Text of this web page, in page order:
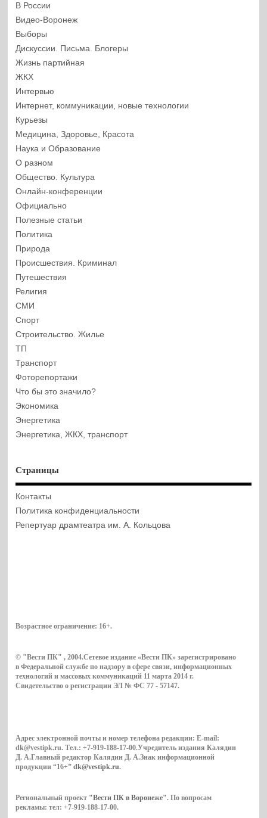
В России
Видео-Воронеж
Выборы
Дискуссии. Письма. Блогеры
Жизнь партийная
ЖКХ
Интервью
Интернет, коммуникации, новые технологии
Курьезы
Медицина, Здоровье, Красота
Наука и Образование
О разном
Общество. Культура
Онлайн-конференции
Официально
Полезные статьи
Политика
Природа
Происшествия. Криминал
Путешествия
Религия
СМИ
Спорт
Строительство. Жилье
ТП
Транспорт
Фоторепортажи
Что бы это значило?
Экономика
Энергетика
Энергетика, ЖКХ, транспорт
Страницы
Контакты
Политика конфиденциальности
Репертуар драмтеатра им. А. Кольцова
Возрастное ограничение: 16+.
© "Вести ПК" , 2004.Сетевое издание «Вести ПК» зарегистрировано
в Федеральной службе по надзору в сфере связи, информационных
технологий и массовых коммуникаций 11 марта 2014 г.
Свидетельство о регистрации ЭЛ № ФС 77 - 57147.
Адрес электронной почты и номер телефона редакции: E-mail:
dk@vestipk.ru. Тел.: +7-919-188-17-00.Учредитель издания Калядин
Д. А.Главный редактор Калядин Д. А.Знак информационной
продукции “16+”dk@vestipk.ru.
Региональный проект "Вести ПК в Воронеже". По вопросам
рекламы: тел: +7-919-188-17-00.